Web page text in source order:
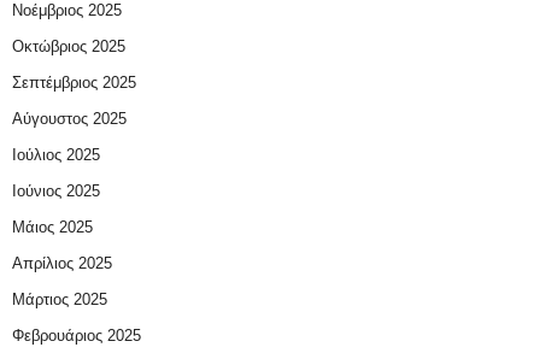
Νοέμβριος 2025
Οκτώβριος 2025
Σεπτέμβριος 2025
Αύγουστος 2025
Ιούλιος 2025
Ιούνιος 2025
Μάιος 2025
Απρίλιος 2025
Μάρτιος 2025
Φεβρουάριος 2025